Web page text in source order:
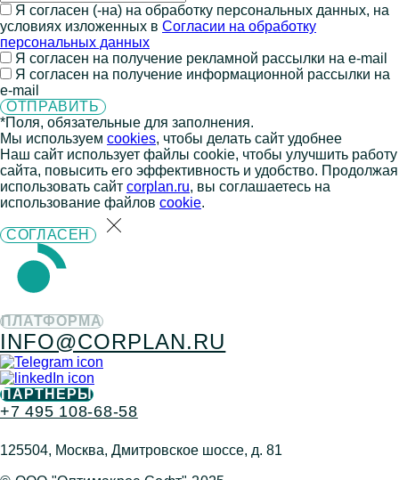
Я согласен (-на) на обработку персональных данных, на
условиях изложенных в Согласии на обработку
персональных данных
Я согласен на получение рекламной рассылки на e-mail
Я согласен на получение информационной рассылки на
e-mail
*Поля, обязательные для заполнения.
Мы используем cookies, чтобы делать сайт удобнее
Наш сайт использует файлы cookie, чтобы улучшить работу
сайта, повысить его эффективность и удобство. Продолжая
использовать сайт corplan.ru, вы соглашаетесь на
использование файлов cookie.
СОГЛАСЕН
ПЛАТФОРМА
INFO@CORPLAN.RU
ПАРТНЕРЫ
+7 495 108-68-58
125504, Москва, Дмитровское шоссе, д. 81